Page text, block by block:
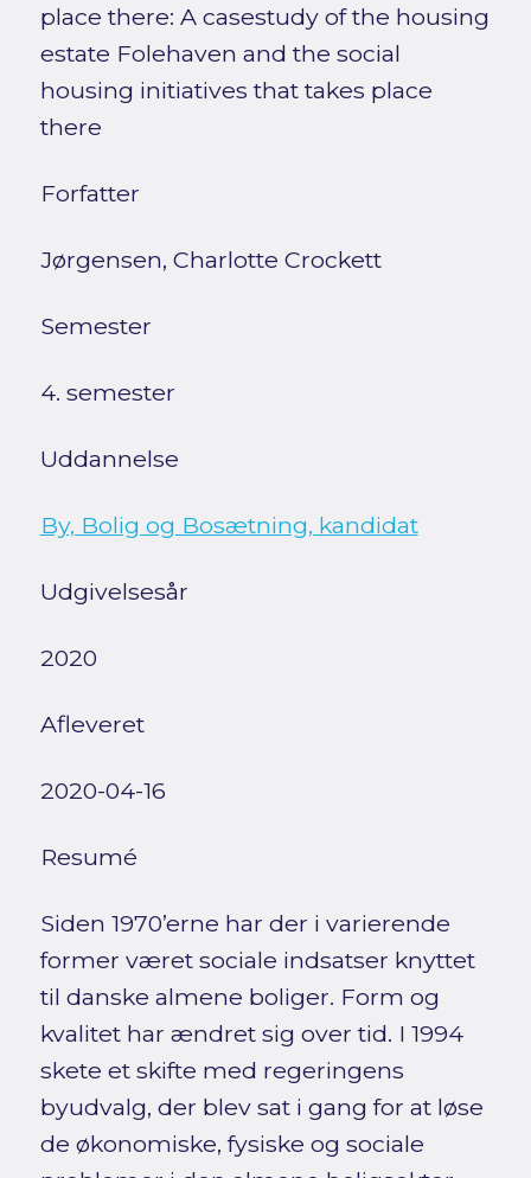
place there: A casestudy of the housing
estate Folehaven and the social
housing initiatives that takes place
there
Forfatter
Jørgensen, Charlotte Crockett
Semester
4. semester
Uddannelse
By, Bolig og Bosætning, kandidat
Udgivelsesår
2020
Afleveret
2020-04-16
Resumé
Siden 1970’erne har der i varierende
former været sociale indsatser knyttet
til danske almene boliger. Form og
kvalitet har ændret sig over tid. I 1994
skete et skifte med regeringens
byudvalg, der blev sat i gang for at løse
de økonomiske, fysiske og sociale